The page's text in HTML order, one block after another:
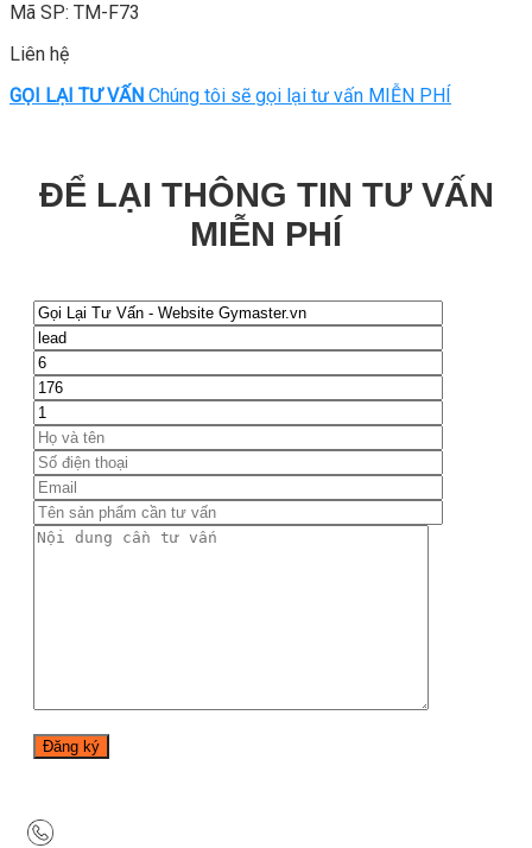
Mã SP: TM-F73
Liên hệ
GỌI LẠI TƯ VẤN Chúng tôi sẽ gọi lại tư vấn MIỄN PHÍ
ĐỂ LẠI THÔNG TIN TƯ VẤN
MIỄN PHÍ